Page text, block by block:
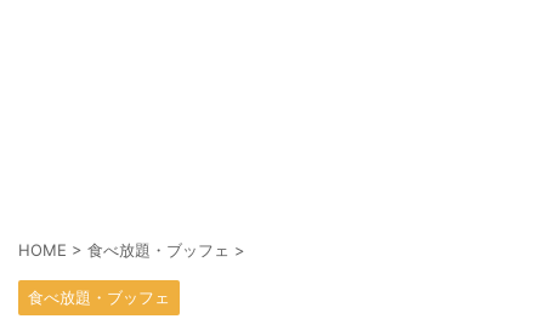
HOME > 食べ放題・ブッフェ >
食べ放題・ブッフェ